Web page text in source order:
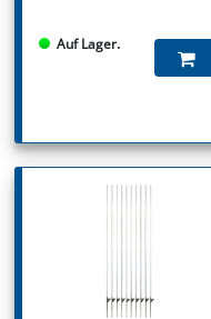
Auf Lager.